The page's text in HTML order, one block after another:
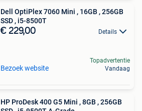
Dell OptiPlex 7060 Mini , 16GB , 256GB
SSD , i5-8500T
€ 229,00 Details
Bezoek website
Topadvertentie
Vandaag
HP ProDesk 400 G5 Mini , 8GB , 256GB